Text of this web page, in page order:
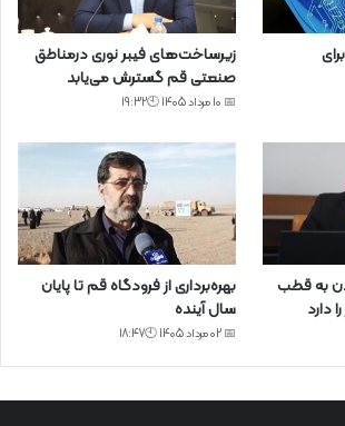
زیرساخت‌های فیبر نوری درمناطق
صنعتی قم گسترش می‌یابد
📅 10 مرداد 1405 🕙19:32
به قطب
بهره‌برداری از فرودگاه قم تا پایان
سال آینده
📅 02 مرداد 1405 🕙18:47